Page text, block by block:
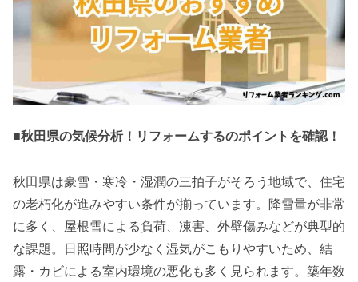
■秋田県の気候分析！リフォームするのポイントを確認！
秋田県は豪雪・寒冷・湿潤の三拍子がそろう地域で、住宅
の老朽化が進みやすい条件が揃っています。降雪量が非常
に多く、屋根雪による負荷、凍害、外壁傷みなどが典型的
な課題。日照時間が少なく湿気がこもりやすいため、結
露・カビによる室内環境の悪化も多く見られます。築年数